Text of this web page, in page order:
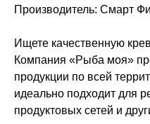
Производитель: Смарт
Ищете качественную
Компания «Рыба моя»
продукции по всей
идеально подходит для
продуктовых сетей и